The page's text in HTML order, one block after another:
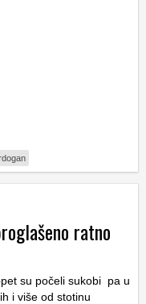
ratno
su počeli sukobi pa u
i više od stotinu